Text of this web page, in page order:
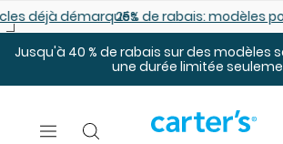
démarqués25% de rabais: modèles pour
Jusqu'à 40 % de rabais sur des modèles
une durée limitée